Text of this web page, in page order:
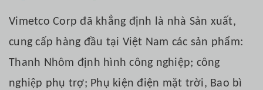
Vimetco Corp đã khẳng định là nhà Sản xuất,
cung cấp hàng đầu tại Việt Nam các sản phẩm:
Thanh Nhôm định hình công nghiệp; công
nghiệp phụ trợ; Phụ kiện điện mặt trời, Bao bì